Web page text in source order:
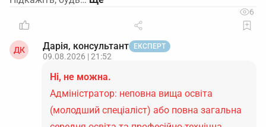
6
ДК Дарія, консультант ЕКСПЕРТ
09.08.2026 | 21:52
Ні, не можна.
Адміністратор: неповна вища освіта
(молодший спеціаліст) або повна загальна